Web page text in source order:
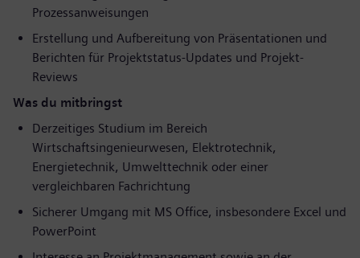
Prozessanweisungen
Erstellung und Aufbereitung von Präsentationen und
Berichten für Projektstatus-Updates und Projekt-
Reviews
Was du mitbringst
Derzeitiges Studium im Bereich
Wirtschaftsingenieurwesen, Elektrotechnik,
Energietechnik, Umwelttechnik oder einer
vergleichbaren Fachrichtung
Sicherer Umgang mit MS Office, insbesondere Excel und
PowerPoint